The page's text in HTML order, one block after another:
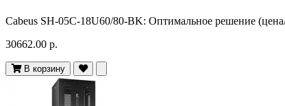
Cabeus SH-05C-18U60/80-BK: Оптимальное решение
30662.00 р.
В корзину